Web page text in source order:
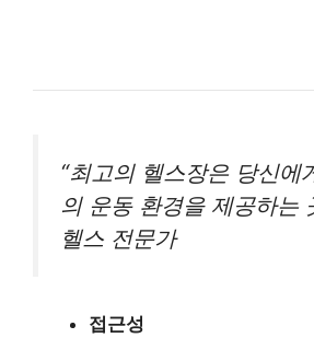
“최고의 헬스장은 당신에
의 운동 환경을 제공하는
헬스 전문가
접근성